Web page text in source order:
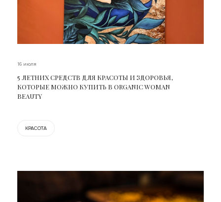
16 июля
5 ЛЕТНИХ СРЕДСТВ ДЛЯ КРАСОТЫ И ЗДОРОВЬЯ,
КОТОРЫЕ МОЖНО КУПИТЬ В ORGANIC WOMAN
BEAUTY
КРАСОТА